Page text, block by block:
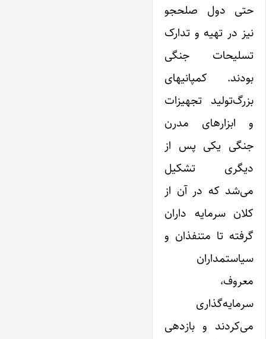
حتی دول صلحجو
نیز در تهیه و تدارک
تسلیحات جنگی
بودند. کمپانیهای
بزرگ‌تولید تجهیزات
و ابزارهای مدرن
جنگی یکی پس از
دیگری تشکیل
می‌شد که در آن از
کلان سرمایه داران
گرفته تا متنفذان و
سیاستمداران
معروف،
سرمایه‌گذاری
می‌کردند و بازدهی